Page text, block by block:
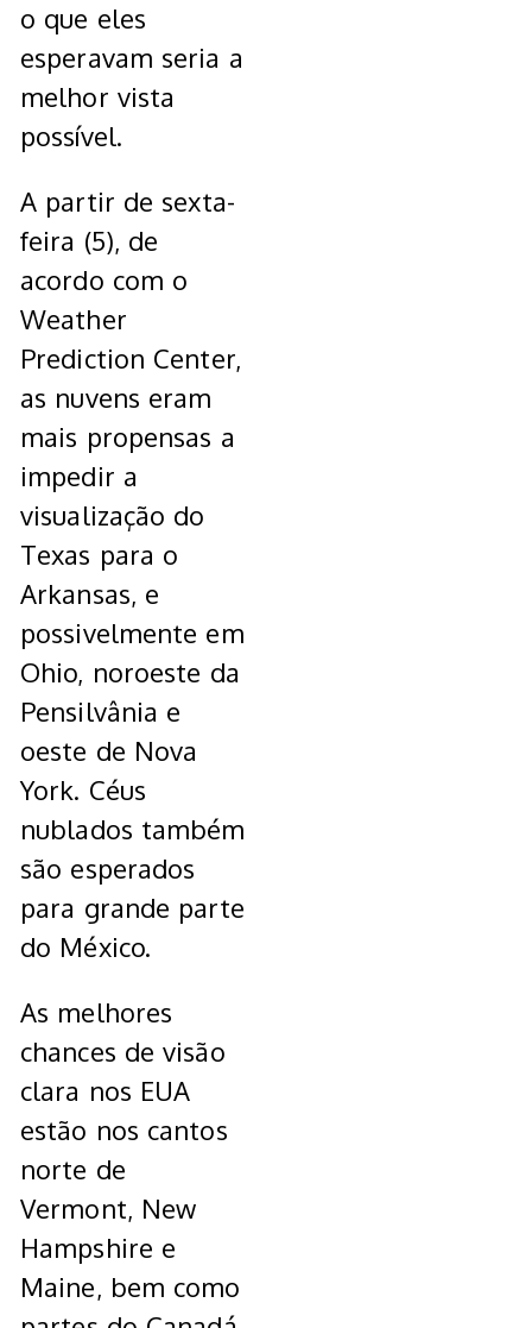
o que eles
esperavam seria a
melhor vista
possível.
A partir de sexta-
feira (5), de
acordo com o
Weather
Prediction Center,
as nuvens eram
mais propensas a
impedir a
visualização do
Texas para o
Arkansas, e
possivelmente em
Ohio, noroeste da
Pensilvânia e
oeste de Nova
York. Céus
nublados também
são esperados
para grande parte
do México.
As melhores
chances de visão
clara nos EUA
estão nos cantos
norte de
Vermont, New
Hampshire e
Maine, bem como